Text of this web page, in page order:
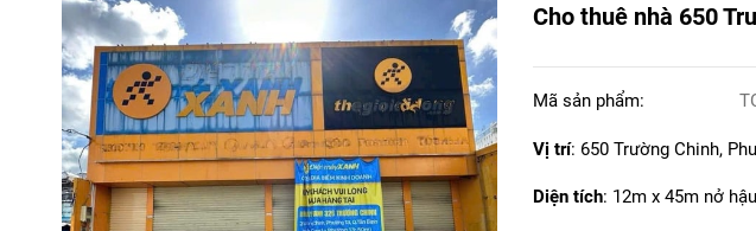
Cho thuê nhà 650
Mã sản phẩm:
Vị trí: 650 Trường Chinh,
Diện tích: 12m x 45m nở